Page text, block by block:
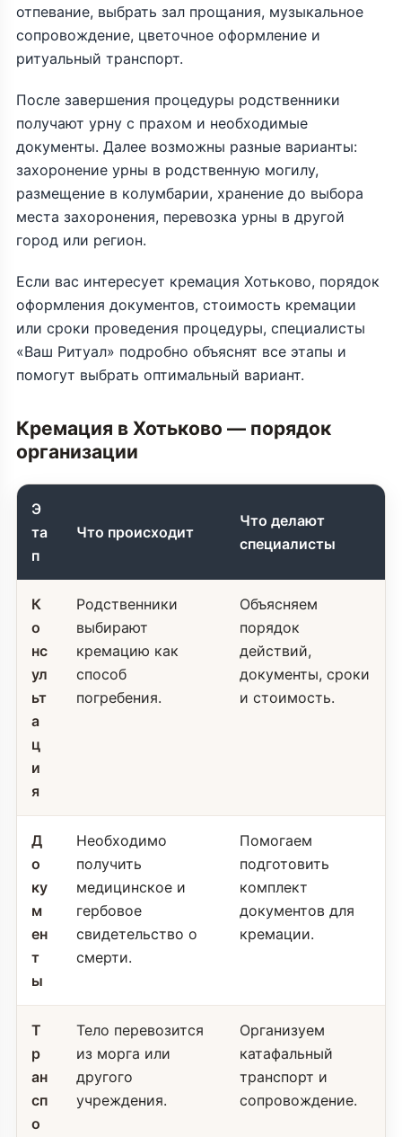
отпевание, выбрать зал прощания, музыкальное
сопровождение, цветочное оформление и
ритуальный транспорт.
После завершения процедуры родственники
получают урну с прахом и необходимые
документы. Далее возможны разные варианты:
захоронение урны в родственную могилу,
размещение в колумбарии, хранение до выбора
места захоронения, перевозка урны в другой
город или регион.
Если вас интересует кремация Хотьково, порядок
оформления документов, стоимость кремации
или сроки проведения процедуры, специалисты
«Ваш Ритуал» подробно объяснят все этапы и
помогут выбрать оптимальный вариант.
Кремация в Хотьково — порядок
организации
Э
та
п
Что происходит
Что делают
специалисты
К
о
нс
ул
ьт
а
ц
и
я
Родственники
выбирают
кремацию как
способ
погребения.
Объясняем
порядок
действий,
документы, сроки
и стоимость.
Д
о
ку
м
ен
т
ы
Необходимо
получить
медицинское и
гербовое
свидетельство о
смерти.
Помогаем
подготовить
комплект
документов для
кремации.
Т
р
ан
сп
о
Тело перевозится
из морга или
другого
учреждения.
Организуем
катафальный
транспорт и
сопровождение.